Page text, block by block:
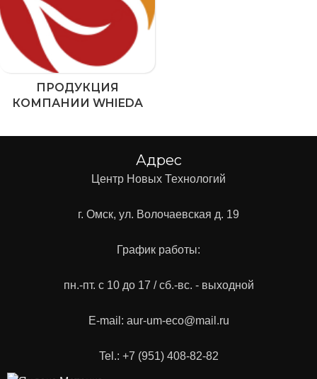
ПРОДУКЦИЯ
КОМПАНИИ WHIEDA
Адрес
Центр Новых Технологий
г. Омск, ул. Волочаевская д. 19
График работы:
пн.-пт. с 10 до 17 / сб.-вс. - выходной
E-mail: aur-um-eco@mail.ru
Tel.: +7 (951) 408-82-82